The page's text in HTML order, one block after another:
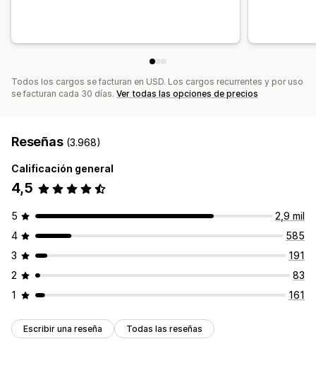
Dominios de correo electrónico
Consentimiento
Automatizaciones
Segmentación Segmentación
Todos los cargos se facturan en USD. Los cargos recurrentes y por uso
se facturan cada 30 días. Ver todas las opciones de precios
Reseñas (3.968)
Calificación general
4,5
5
2,9 mil
4
585
3
191
2
83
1
161
Escribir una reseña Todas las reseñas